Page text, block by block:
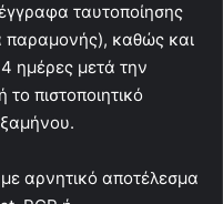
ταυτοποίησης
παραμονής), καθώς και
ημέρες μετά την
πιστοποιητικό
αρνητικό αποτέλεσμα